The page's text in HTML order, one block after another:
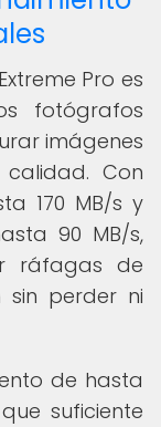
Pro es
fotógrafos
imágenes
Con
170 MB/s y
90 MB/s,
ráfagas de
perder ni
de hasta
suficiente